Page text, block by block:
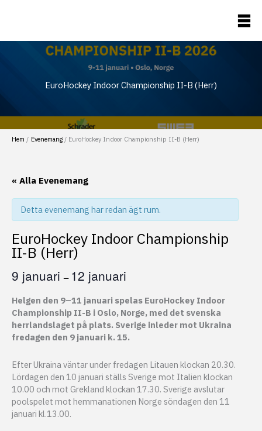
EuroHockey Indoor Championship II-B (Herr)
Hem Evenemang EuroHockey Indoor Championship II-B (Herr)
« Alla Evenemang
Detta evenemang har redan ägt rum.
EuroHockey Indoor Championship
II-B (Herr)
9 januari– 12 januari
Helgen den 9–11 januari spelas EuroHockey Indoor
Championship II-B i Oslo, Norge, med det svenska
herrlandslaget på plats. Sverige inleder mot Ukraina
fredagen den 9 januari k. 15.
Efter Ukraina väntar under fredagen Litauen klockan 20.30.
Lördagen den 10 januari ställs Sverige mot Italien klockan
10.00 och mot Grekland klockan 17.30. Sverige avslutar
poolspelet mot hemmanationen Norge söndagen den 11
januari kl.13.00.